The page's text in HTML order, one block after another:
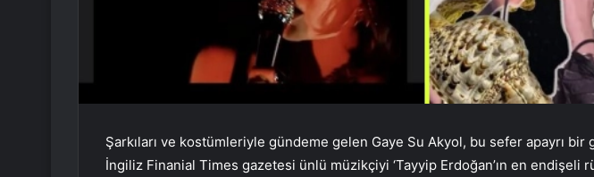
Şarkıları ve kostümleriyle gündeme gelen Gaye Su Akyol, bu sefer apayrı bir
İngiliz Finanial Times gazetesi ünlü müzikçiyi ‘Tayyip Erdoğan’ın en endişeli